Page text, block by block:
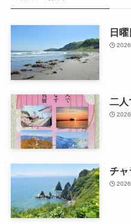
日
二人
チャ